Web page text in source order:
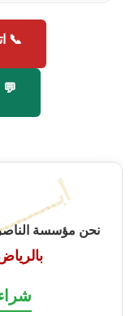
📞
💬
نحن مؤسسة